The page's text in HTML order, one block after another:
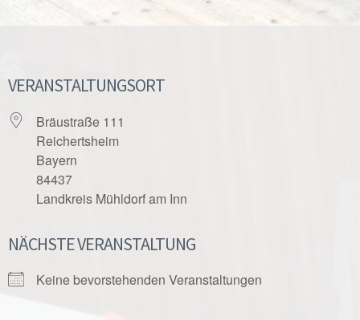
VERANSTALTUNGSORT
Bräustraße 111
Reichertsheim
Bayern
84437
Landkreis Mühldorf am Inn
NÄCHSTE VERANSTALTUNG
Keine bevorstehenden Veranstaltungen